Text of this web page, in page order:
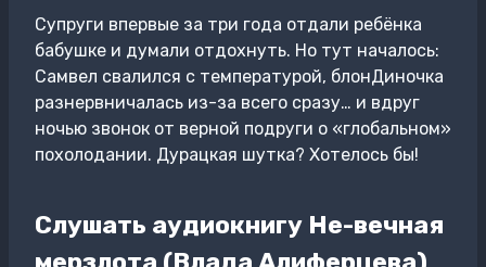
Супруги впервые за три года отдали ребёнка
бабушке и думали отдохнуть. Но тут началось:
Самвел свалился с температурой, блонДиночка
разнервничалась из-за всего сразу… и вдруг
ночью звонок от верной подруги о «глобальном»
похолодании. Дурацкая шутка? Хотелось бы!
Слушать аудиокнигу Не-вечная